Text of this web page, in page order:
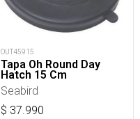
OUT45915
Tapa Oh Round Day
Hatch 15 Cm
Seabird
$ 37.990